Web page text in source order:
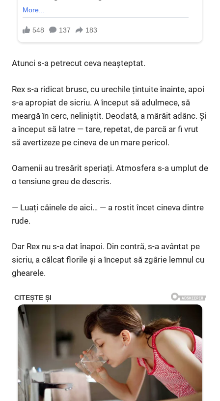
Atunci s-a petrecut ceva neașteptat.
Rex s-a ridicat brusc, cu urechile țintuite înainte, apoi
s-a apropiat de sicriu. A început să adulmece, să
meargă în cerc, neliniștit. Deodată, a mârâit adânc. Și
a început să latre — tare, repetat, de parcă ar fi vrut
să avertizeze pe cineva de un mare pericol.
Oamenii au tresărit speriați. Atmosfera s-a umplut de
o tensiune greu de descris.
— Luați câinele de aici… — a rostit încet cineva dintre
rude.
Dar Rex nu s-a dat înapoi. Din contră, s-a avântat pe
sicriu, a călcat florile și a început să zgârie lemnul cu
ghearele.